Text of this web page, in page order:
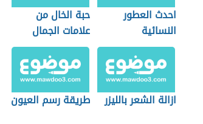
احدث العطور
النسائية
حبة الخال من
علامات الجمال
ازالة الشعر بالليزر طريقة رسم العيون